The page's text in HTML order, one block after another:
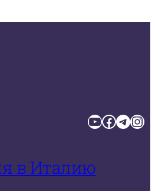
YouTube Facebook TelegramInstagram
в Италию